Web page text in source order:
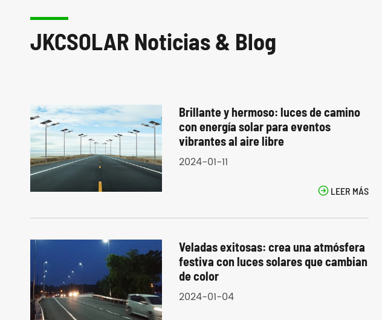
JKCSOLAR Noticias & Blog
Brillante y hermoso: luces de camino
con energía solar para eventos
vibrantes al aire libre
2024-01-11
LEER MÁS
Veladas exitosas: crea una atmósfera
festiva con luces solares que cambian
de color
2024-01-04